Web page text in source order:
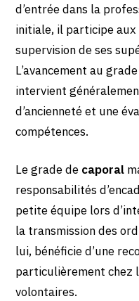
d’entrée dans la
initiale, il participe
supervision de ses
L’avancement au
intervient
d’ancienneté et une
compétences.
Le grade de caporal
responsabilités
petite équipe lors
la transmission des
lui, bénéficie d’une
particulièrement chez
volontaires.